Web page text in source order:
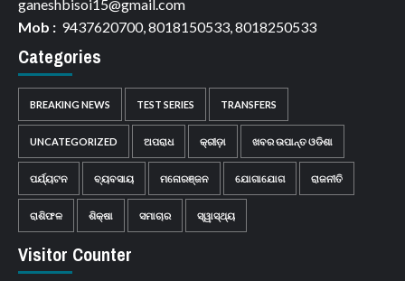
ganeshbisoi15@gmail.com
Mob : 9437620700, 8018150533, 8018250533
Categories
BREAKING NEWS TEST SERIES TRANSFERS
UNCATEGORIZED ଅପରାଧ କ୍ରୀଡ଼ା ଖବର ଉପାନ୍ତ ଓଡିଶା
ପର୍ଯ୍ୟଟନ ବ୍ୟବସାୟ ମନୋରଞ୍ଜନ ଯୋଗାଯୋଗ ରାଜନୀତି
ରାଶିଫଳ ଶିକ୍ଷା ସମାଚାର ସ୍ୱାସ୍ଥ୍ୟ
Visitor Counter